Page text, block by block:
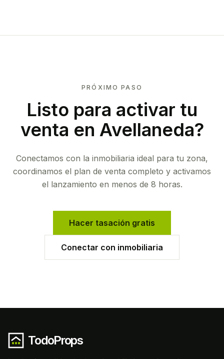
PRÓXIMO PASO
Listo para activar tu
venta en Avellaneda?
Conectamos con la inmobiliaria ideal para tu zona,
coordinamos el plan de venta completo y activamos
el lanzamiento en menos de 8 horas.
Hacer tasación gratis
Conectar con inmobiliaria
TodoProps